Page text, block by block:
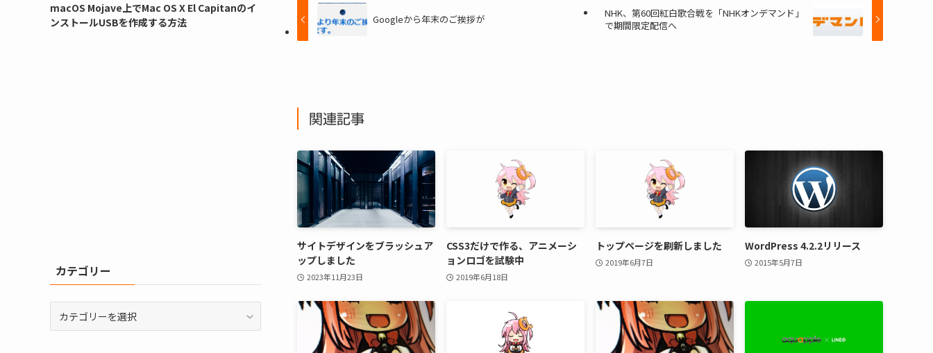
Googleから年末のご挨拶が
NHK、第60回紅白歌合戦を「NHKオンデマンド」
で期間限定配信へ
関連記事
サイトデザインをブラッシュア
ップしました
2023年11月23日
CSS3だけで作る、アニメーシ
ョンロゴを試験中
2019年6月18日
トップページを刷新しました
2019年6月7日
WordPress 4.2.2リリース
2015年5月7日
macOS Mojave上でMac OS X El Capitanのイ
ンストールUSBを作成する方法
カテゴリー